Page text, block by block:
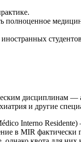
дисциплинам
и другие
Interno
в MIR